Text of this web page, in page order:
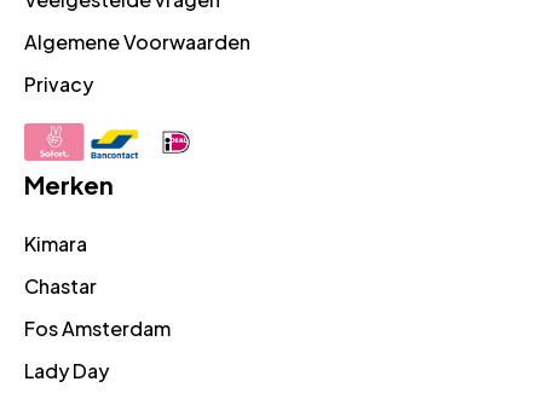
Algemene Voorwaarden
Privacy
Merken
Kimara
Chastar
Fos Amsterdam
Lady Day